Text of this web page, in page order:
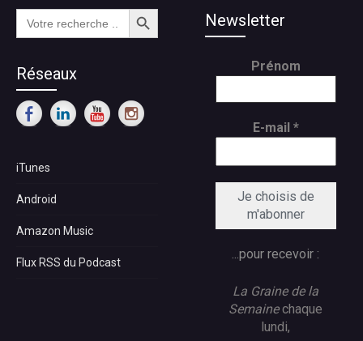
Search
for:
Search Button
Réseaux
iTunes
Android
Amazon Music
Flux RSS du Podcast
Newsletter
Prénom
E-mail *
...pour recevoir :
La Graine de la
Semainechaque
lundi,